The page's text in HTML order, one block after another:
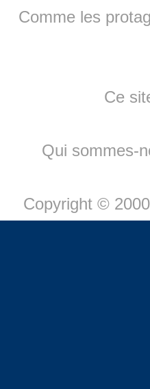
Comme les
Ce
Qui sommes-
Copyright ©